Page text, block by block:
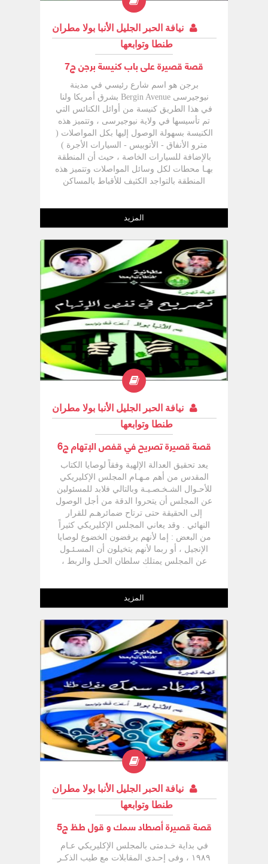
نيافة الحبر الجليل الأنبا بولا مطران
طنطا وتوابعها
قصة قصيرة على باب كنيسة برجن ج7
برجن هو اسم شارع رئيسي في مدينة
نيوجيرسى Bergin Avenue بشرق أمريكا ولنا
في هذا الطريق كنيسة من أوائل الكنائس التي
تم تأسيسها في ولاية نيوجيرسى ، وتتميز هذه
الكنيسة بسهولة الوصول إليها بكل المواصلات (
مترو الأنفاق - الأتوبيس - السيارات الأجرة )
بالإضافة للسيارات الخاصة ، حيث أن المنطقة
بهـا محطات لكل وسائل المواصلات وتتميز هذه
المنطقة بالتواجد الكثيف للأقباط بالمساكن
وخاصة لشرق أمريكا . - والكنيسة على إسم
الشهيد مارجرجس والقديس الأنبا شنودة رئيس
المتوحدين ، وتخدم أكبر تجمع قبطي في
منطقة نيوجيرسى ،
المزيد
نيافة الحبر الجليل الأنبا بولا مطران
طنطا وتوابعها
قصة قصيرة تصريح في قفص الإتهام ج6
يعد تحقيق العدالة الإلهية وفقاً لوصايا الكتاب
المقدس من أهم مـهـام المجلس الإكليريكي
للأحـوال الشـخـصـيـة وبالتالي فلابد للمسئولين
عن المجلس أن يتحروا الدقة من أجل الوصول
إلى الحقيقة حتى ترتاح ضمائرهـم للقرار
النهائي . وقد يعاني المجلس الإكليريكي كثيراً
من البعض : إما لأنهم يرفضون الخضوع لوصايا
الإنجيل ، أو ربما لأنهم يتخيلون أن المسـئـول
عن المجلس يمتلك سلطان الحـل والربط ،
لتلاميذه ، ومن خلالهم للكنيسة كلهـا ، وأن
سلطان الحل والربط يخص فقط الحل
المزيد
نيافة الحبر الجليل الأنبا بولا مطران
طنطا وتوابعها
قصة قصيرة أصطاد سمك و قول طظ ج5
في بداية خـدمتى بالمجلس الإكليريكي عـام
١٩٨٩ ، وفى إحـدى المقابلات مع طيب الذكـر